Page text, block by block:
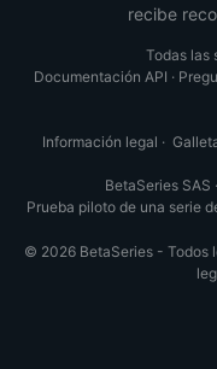
recibe
Todas las
Documentación API ·
Información legal ·
BetaSeries SAS ·
Prueba piloto de una serie
© 2026 BetaSeries - Todos